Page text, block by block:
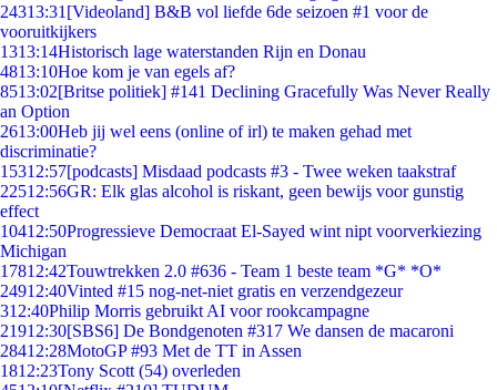
24313:31 [Videoland] B&B vol liefde 6de seizoen #1 voor de
vooruitkijkers
1313:14Historisch lage waterstanden Rijn en Donau
4813:10Hoe kom je van egels af?
8513:02[Britse politiek] #141 Declining Gracefully Was Never Really
an Option
2613:00Heb jij wel eens (online of irl) te maken gehad met
discriminatie?
15312:57[podcasts] Misdaad podcasts #3 - Twee weken taakstraf
22512:56GR: Elk glas alcohol is riskant, geen bewijs voor gunstig
effect
10412:50Progressieve Democraat El-Sayed wint nipt voorverkiezing
Michigan
17812:42Touwtrekken 2.0 #636 - Team 1 beste team *G* *O*
24912:40Vinted #15 nog-net-niet gratis en verzendgezeur
312:40Philip Morris gebruikt AI voor rookcampagne
21912:30[SBS6] De Bondgenoten #317 We dansen de macaroni
28412:28MotoGP #93 Met de TT in Assen
1812:23Tony Scott (54) overleden